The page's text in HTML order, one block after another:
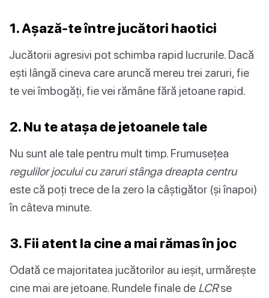
1. Așază-te între jucători haotici
Jucătorii agresivi pot schimba rapid lucrurile. Dacă
ești lângă cineva care aruncă mereu trei zaruri, fie
te vei îmbogăți, fie vei rămâne fără jetoane rapid.
2. Nu te atașa de jetoanele tale
Nu sunt ale tale pentru mult timp. Frumusețea
regulilor jocului cu zaruri stânga dreapta centru
este că poți trece de la zero la câștigător (și înapoi)
în câteva minute.
3. Fii atent la cine a mai rămas în joc
Odată ce majoritatea jucătorilor au ieșit, urmărește
cine mai are jetoane. Rundele finale de LCRse